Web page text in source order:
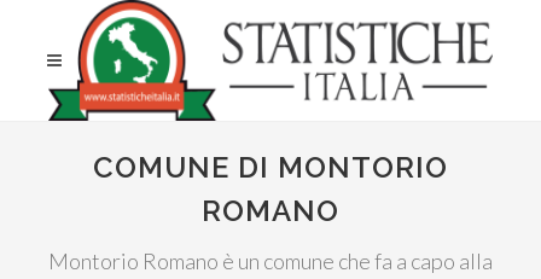
COMUNE DI MONTORIO
ROMANO
Montorio Romano è un comune che fa a capo alla